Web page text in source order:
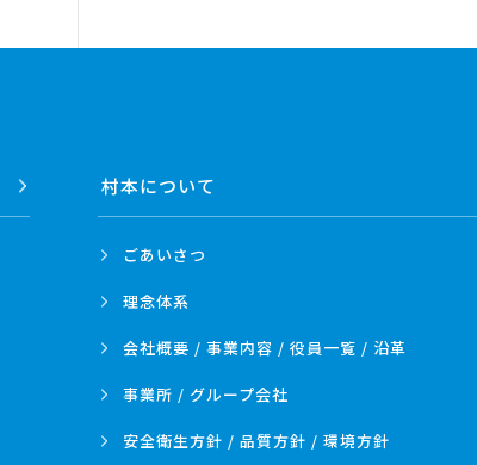
村本について
ごあいさつ
理念体系
会社概要 / 事業内容 / 役員一覧 / 沿革
事業所 / グループ会社
安全衛生方針 / 品質方針 / 環境方針